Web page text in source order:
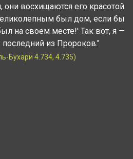
восхищаются его красотой
был дом, если бы
на своем месте!' Так вот, я —
последний из Пророков."
Бухари 4.734, 4.735)